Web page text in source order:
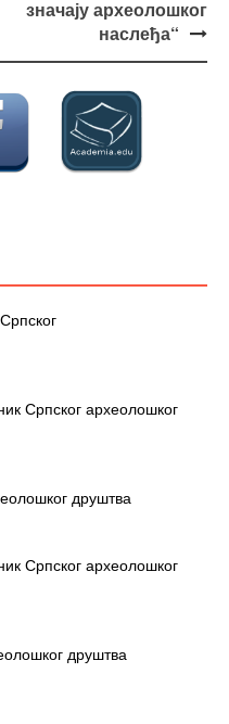
значају археолошког
наслеђа“
Српског археолошког
друштва
Српског археолошког
друштва